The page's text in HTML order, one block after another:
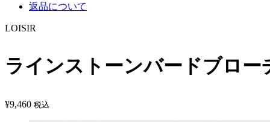
返品について
LOISIR
ラインストーンバードブロー
¥9,460 税込